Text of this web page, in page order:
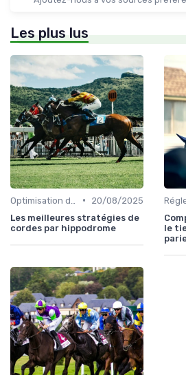
Les plus lus
•
20/08/2025
Les meilleures stratégies de
cordes par hippodrome
le